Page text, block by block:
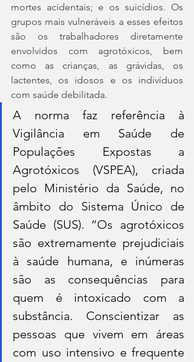
mortes acidentais; e os suicídios. Os
grupos mais vulneráveis a esses efeitos
são os trabalhadores diretamente
envolvidos com agrotóxicos, bem
como as crianças, as grávidas, os
lactentes, os idosos e os indivíduos
com saúde debilitada.
A norma faz referência à
Vigilância em Saúde de
Populações Expostas a
Agrotóxicos (VSPEA), criada
pelo Ministério da Saúde, no
âmbito do Sistema Único de
Saúde (SUS). “Os agrotóxicos
são extremamente prejudiciais
à saúde humana, e inúmeras
são as consequências para
quem é intoxicado com a
substância. Conscientizar as
pessoas que vivem em áreas
com uso intensivo e frequente